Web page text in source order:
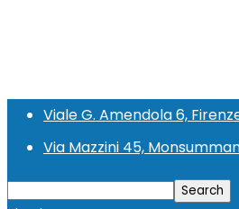
Viale G. Amendola 6,
Via Mazzini 45,